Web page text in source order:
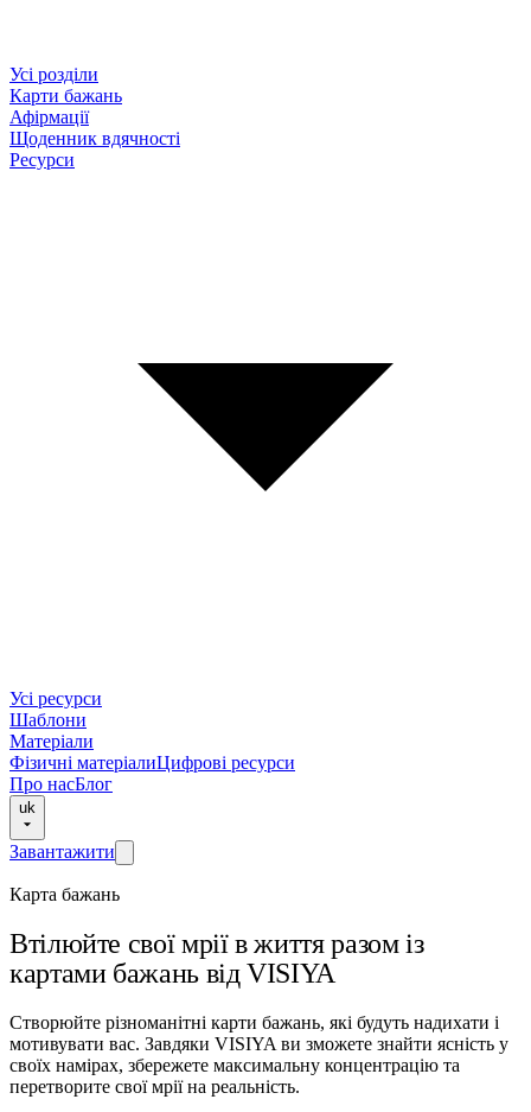
Усі розділи
Карти бажань
Афірмації
Щоденник вдячності
Ресурси
Усі ресурси
Шаблони
Матеріали
Фізичні матеріалиЦифрові ресурси
Про насБлог
uk
Завантажити
Карта бажань
Втілюйте свої мрії в життя разом із
картами бажань від VISIYA
Створюйте різноманітні карти бажань, які будуть надихати і
мотивувати вас. Завдяки VISIYA ви зможете знайти ясність у
своїх намірах, збережете максимальну концентрацію та
перетворите свої мрії на реальність.